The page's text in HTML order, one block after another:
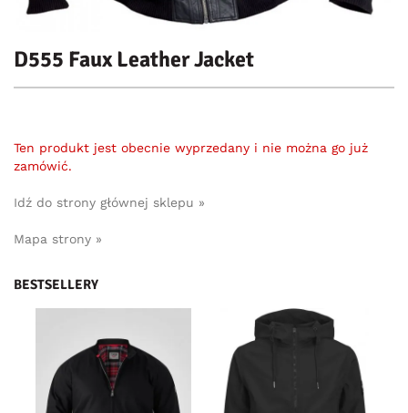
D555 Faux Leather Jacket
Ten produkt jest obecnie wyprzedany i nie można go już
zamówić.
Idź do strony głównej sklepu »
Mapa strony »
BESTSELLERY